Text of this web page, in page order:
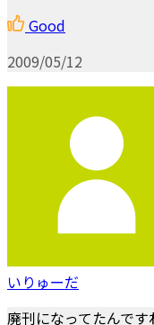
Good
2009/05/12
いりゅーだ
廃刊になってたんです